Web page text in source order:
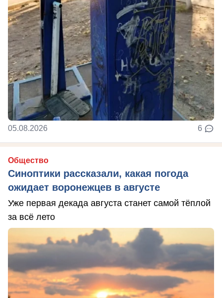
05.08.2026 6
Общество
Синоптики рассказали, какая погода
ожидает воронежцев в августе
Уже первая декада августа станет самой тёплой
за всё лето